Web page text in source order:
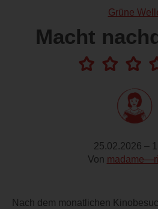
Grüne
Macht
25.02.2026 –
Von
Nach dem monatlichen